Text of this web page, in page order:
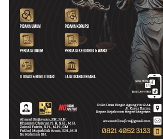
UNESA Gelar ICAPSTURE 2026
di Magetan, Dorong Inovasi
untuk Masa Depan
Berkelanjutan
Ketua PWI
Penting
Wartawan